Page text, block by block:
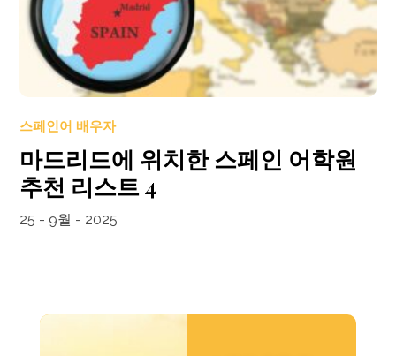
스페인어 배우자
마드리드에 위치한 스페인 어학원
추천 리스트 4
25 - 9월 - 2025